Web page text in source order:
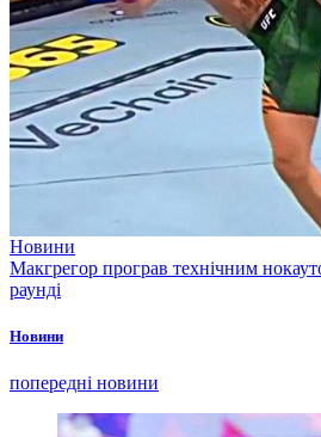
Новини
Макгрегор програв технічним
раунді
Новини
попередні новини